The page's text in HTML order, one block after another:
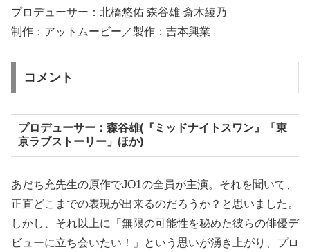
プロデューサー：北橋悠佑 森谷雄 斎木綾乃
制作：アットムービー／製作：吉本興業
コメント
プロデューサー：森谷雄(『ミッドナイトスワン』「東
京ラブストーリー」ほか)
あだち充先生の原作でJO1の全員が主演。それを聞いて、
正直どこまでの表現が出来るのだろうか？と思いました。
しかし、それ以上に「無限の可能性を秘めた彼らの俳優デ
ビューに立ち会いたい！」という思いが湧き上がり、プロ